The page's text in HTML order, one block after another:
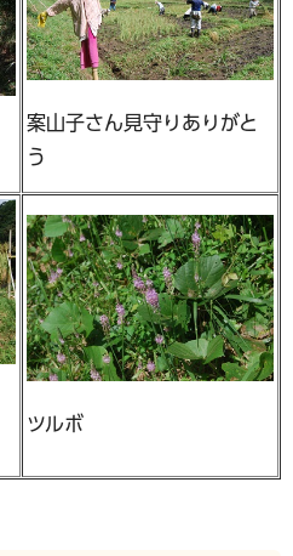
案山子さん見守りありがと
う
ツルボ